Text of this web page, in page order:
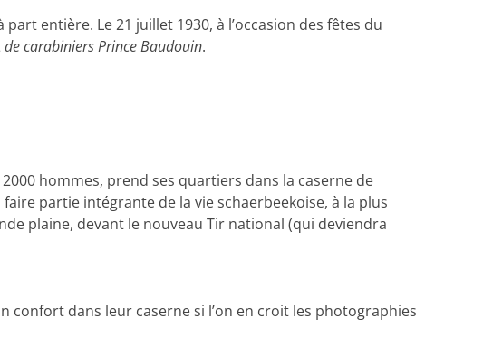
entière. Le 21 juillet 1930, à l’occasion des fêtes du
carabiniers Prince Baudouin.
hommes, prend ses quartiers dans la caserne de
partie intégrante de la vie schaerbeekoise, à la plus
plaine, devant le nouveau Tir national (qui deviendra
confort dans leur caserne si l’on en croit les photographies